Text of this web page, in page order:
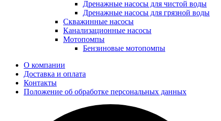
Дренажные насосы для чистой воды
Дренажные насосы для грязной воды
Скважинные насосы
Канализационные насосы
Мотопомпы
Бензиновые мотопомпы
О компании
Доставка и оплата
Контакты
Положение об обработке персональных данных